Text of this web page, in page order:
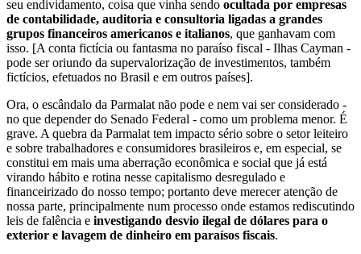
seu endividamento, coisa que vinha sendo ocultada por empresas
de contabilidade, auditoria e consultoria ligadas a grandes
grupos financeiros americanos e italianos, que ganhavam com
isso. [A conta fictícia ou fantasma no paraíso fiscal - Ilhas Cayman -
pode ser oriundo da supervalorização de investimentos, também
fictícios, efetuados no Brasil e em outros países].
Ora, o escândalo da Parmalat não pode e nem vai ser considerado -
no que depender do Senado Federal - como um problema menor. É
grave. A quebra da Parmalat tem impacto sério sobre o setor leiteiro
e sobre trabalhadores e consumidores brasileiros e, em especial, se
constitui em mais uma aberração econômica e social que já está
virando hábito e rotina nesse capitalismo desregulado e
financeirizado do nosso tempo; portanto deve merecer atenção de
nossa parte, principalmente num processo onde estamos rediscutindo
leis de falência e investigando desvio ilegal de dólares para o
exterior e lavagem de dinheiro em paraísos fiscais.